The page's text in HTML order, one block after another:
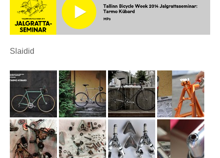
Slaidid